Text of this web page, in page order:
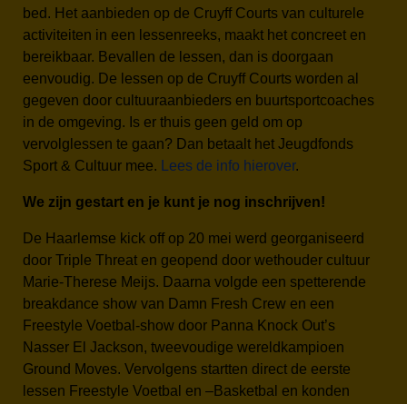
bed. Het aanbieden op de Cruyff Courts van culturele
activiteiten in een lessenreeks, maakt het concreet en
bereikbaar. Bevallen de lessen, dan is doorgaan
eenvoudig. De lessen op de Cruyff Courts worden al
gegeven door cultuuraanbieders en buurtsportcoaches
in de omgeving. Is er thuis geen geld om op
vervolglessen te gaan? Dan betaalt het Jeugdfonds
Sport & Cultuur mee.
Lees de info hierover.
We zijn gestart en je kunt je nog inschrijven!
De Haarlemse kick off op 20 mei werd georganiseerd
door Triple Threat en geopend door wethouder cultuur
Marie-Therese Meijs. Daarna volgde een spetterende
breakdance show van Damn Fresh Crew en een
Freestyle Voetbal-show door Panna Knock Out’s
Nasser El Jackson, tweevoudige wereldkampioen
Ground Moves. Vervolgens startten direct de eerste
lessen Freestyle Voetbal en –Basketbal en konden